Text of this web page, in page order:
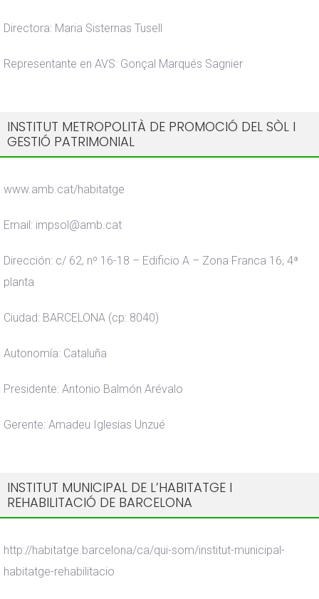
Directora: Maria Sisternas Tusell
Representante en AVS: Gonçal Marqués Sagnier
INSTITUT METROPOLITÀ DE PROMOCIÓ DEL SÒL I
GESTIÓ PATRIMONIAL
www.amb.cat/habitatge
Email: impsol@amb.cat
Dirección: c/ 62, nº 16-18 – Edificio A – Zona Franca 16, 4ª
planta
Ciudad: BARCELONA (cp: 8040)
Autonomía: Cataluña
Presidente: Antonio Balmón Arévalo
Gerente: Amadeu Iglesias Unzué
INSTITUT MUNICIPAL DE L’HABITATGE I
REHABILITACIÓ DE BARCELONA
http://habitatge.barcelona/ca/qui-som/institut-municipal-
habitatge-rehabilitacio